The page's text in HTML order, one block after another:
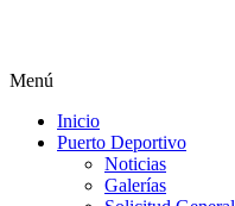
Menú
Inicio
Puerto Deportivo
Noticias
Galerías